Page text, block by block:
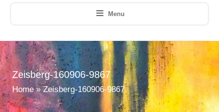
Menu
Zeisberg-160906-9867
Home »Zeisberg-160906-9867